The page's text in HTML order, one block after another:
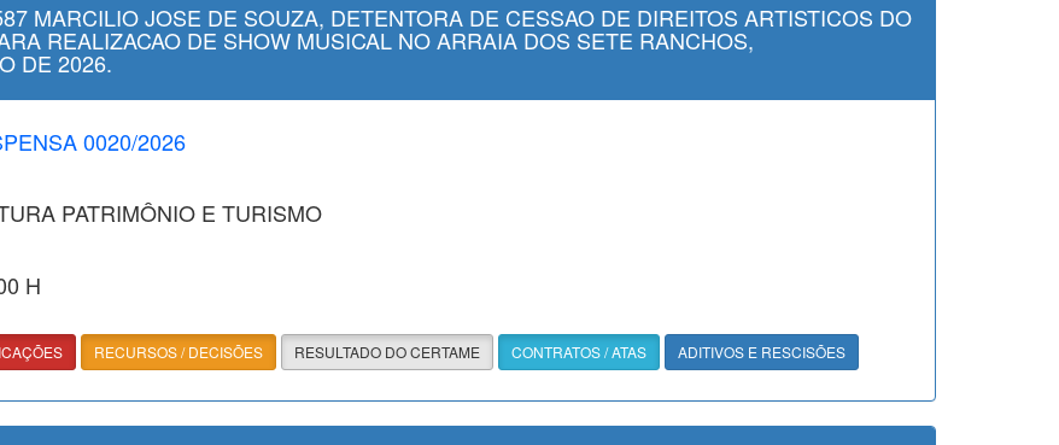
MARCILIO JOSE DE SOUZA, DETENTORA DE CESSAO DE DIREITOS ARTISTICOS DO
REALIZACAO DE SHOW MUSICAL NO ARRAIA DOS SETE RANCHOS,
DE 2026.
0020/2026
PATRIMÔNIO E TURISMO
H
RECURSOS / DECISÕES RESULTADO DO CERTAME CONTRATOS / ATAS ADITIVOS E RESCISÕES